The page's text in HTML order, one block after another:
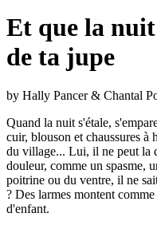
Et que la
de ta jupe
by Hally Pancer & Chantal
Quand la nuit s'étale,
cuir, blouson et chaussures à
du village... Lui, il ne peut la
douleur, comme un spasme,
poitrine ou du ventre, il ne
? Des larmes montent
d'enfant.